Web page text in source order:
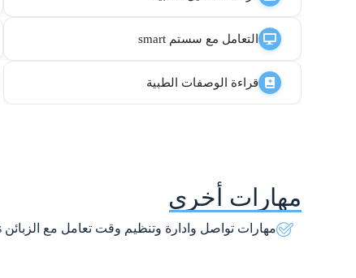
التعامل مع سستم smart
قراءة الوصفات الطبية
مهارات أخري
مهارات تواصل وادارة وتنظيم وقت تعامل مع الزبائن documentation sop analysis